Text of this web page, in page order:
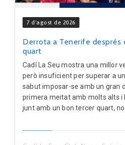
7 d'agost de 2026
Derrota a Tenerife després
quart
Cadí La Seu mostra una millor
però insuficient per superar a
sabut imposar-se amb un gran
primera meitat amb molts alts i
junt amb un bon tercer quart,